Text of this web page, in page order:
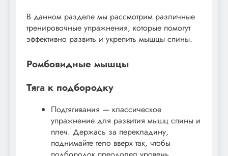
В данном разделе мы рассмотрим различные
тренировочные упражнения, которые помогут
эффективно развить и укрепить мышцы спины.
Ромбовидные мышцы
Тяга к подбородку
Подтягивания — классическое
упражнение для развития мышц спины и
плеч. Держась за перекладину,
поднимайте тело вверх так, чтобы